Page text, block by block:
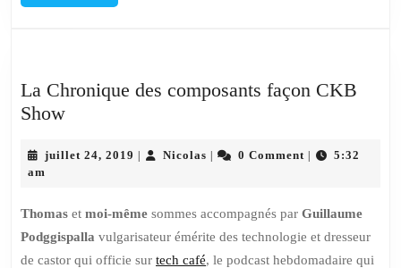
MORE
La Chronique des composants façon CKB
ShowLa
des
façon
CKB
Show
juillet 24, 2019 juillet
| NicolasNicolas
| 0 Comment |
5:32
am
Thomas et moi-même sommes accompagnés par Guillaume
Podggispalla vulgarisateur émérite des technologie et dresseur
de castor qui officie sur tech café, le podcast hebdomadaire qui